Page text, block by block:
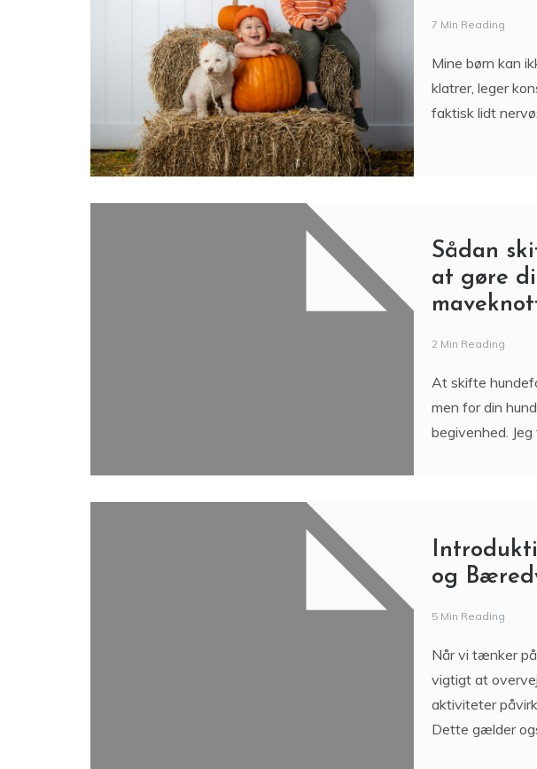
7 Min Reading
Mine børn kan
klatrer, leger
faktisk lidt
Sådan
at gøre
2 Min Reading
At skifte
men for din
begivenhed.
og
5 Min Reading
Når vi tænker
vigtigt at
aktiviteter
Dette gælder